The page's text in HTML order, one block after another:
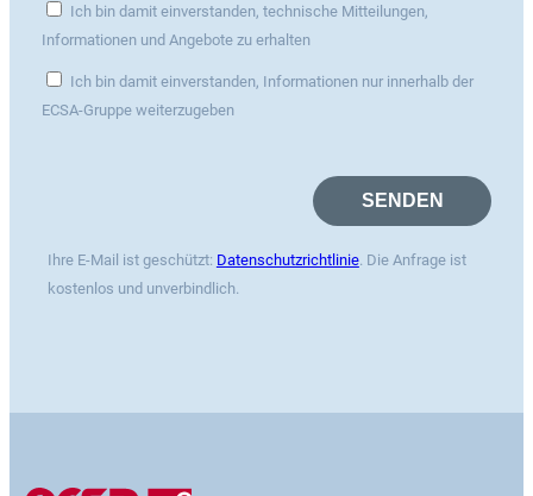
Ich bin damit einverstanden, technische Mitteilungen,
Informationen und Angebote zu erhalten
Ich bin damit einverstanden, Informationen nur innerhalb der
ECSA-Gruppe weiterzugeben
Ihre E-Mail ist geschützt: Datenschutzrichtlinie. Die Anfrage ist
kostenlos und unverbindlich.